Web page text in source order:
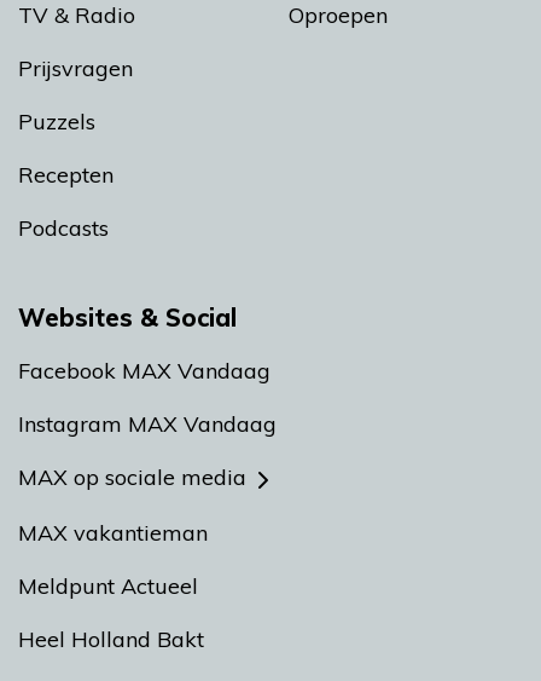
TV & Radio
Prijsvragen
Puzzels
Recepten
Podcasts
Oproepen
Websites & Social
Facebook MAX Vandaag
Instagram MAX Vandaag
MAX op sociale media
MAX vakantieman
Meldpunt Actueel
Heel Holland Bakt